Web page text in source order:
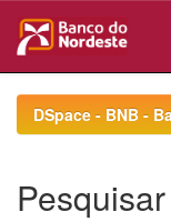
navigationDSpace - BNB -
Pesquisar